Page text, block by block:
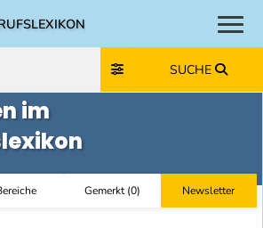
SUCHE
im
Gemerkt(0) Newsletter